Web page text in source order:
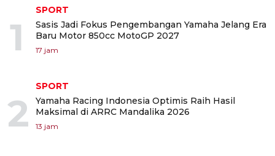
1
SPORT
Sasis Jadi Fokus Pengembangan Yamaha Jelang Era
Baru Motor 850cc MotoGP 2027
17 jam
2
SPORT
Yamaha Racing Indonesia Optimis Raih Hasil
Maksimal di ARRC Mandalika 2026
13 jam